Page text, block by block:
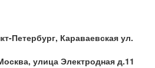
Петербург, Караваевская ул.
улица Электродная д.11